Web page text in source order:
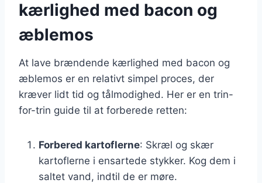
kærlighed med bacon og
æblemos
At lave brændende kærlighed med bacon og
æblemos er en relativt simpel proces, der
kræver lidt tid og tålmodighed. Her er en trin-
for-trin guide til at forberede retten:
Forbered kartoflerne: Skræl og skær
kartoflerne i ensartede stykker. Kog dem i
saltet vand, indtil de er møre.